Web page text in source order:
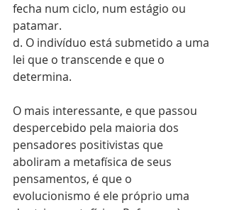
fecha num ciclo, num estágio ou
patamar.
d. O indivíduo está submetido a uma
lei que o transcende e que o
determina.
O mais interessante, e que passou
despercebido pela maioria dos
pensadores positivistas que
aboliram a metafísica de seus
pensamentos, é que o
evolucionismo é ele próprio uma